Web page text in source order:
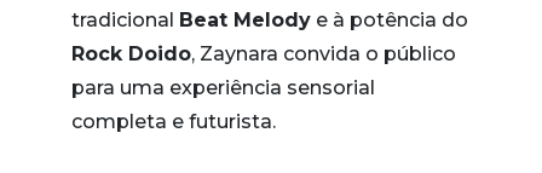
tradicional
Beat Melody e à potência do
Rock Doido, Zaynara convida o público
para uma experiência sensorial
completa e futurista.